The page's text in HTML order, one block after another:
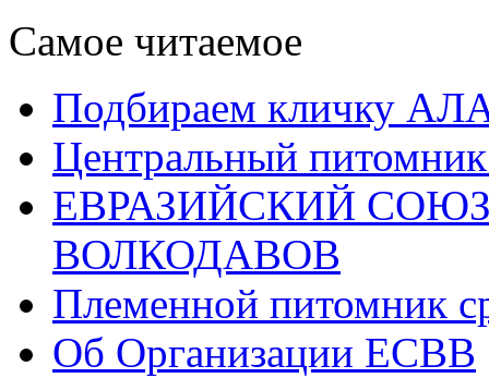
Самое читаемое
Подбираем кличку
Центральный
ЕВРАЗИЙСКИЙ
ВОЛКОДАВОВ
Племенной питомник
Об Организации ЕСВВ